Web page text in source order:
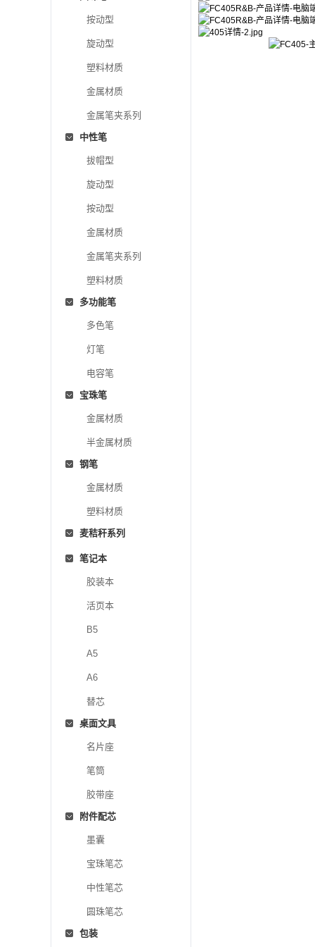
按动型
旋动型
塑料材质
金属材质
金属笔夹系列
中性笔
拔帽型
旋动型
按动型
金属材质
金属笔夹系列
塑料材质
多功能笔
多色笔
灯笔
电容笔
宝珠笔
金属材质
半金属材质
钢笔
金属材质
塑料材质
麦秸秆系列
笔记本
胶装本
活页本
B5
A5
A6
替芯
桌面文具
名片座
笔筒
胶带座
附件配芯
墨囊
宝珠笔芯
中性笔芯
圆珠笔芯
包装